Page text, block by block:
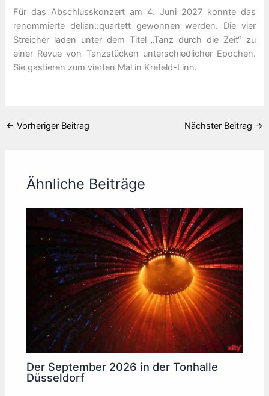
Für das Abschlusskonzert am 4. Juni 2027 konnte das
renommierte delian::quartett gewonnen werden. Die vier
Streicher laden unter dem Titel „Tanz durch die Zeit“ zu
einer Revue von Tanzstücken unterschiedlicher Epochen.
Sie gastieren zum vierten Mal in Krefeld-Linn.
← Vorheriger Beitrag Nächster Beitrag →
Ähnliche Beiträge
Der September 2026 in der Tonhalle
Düsseldorf